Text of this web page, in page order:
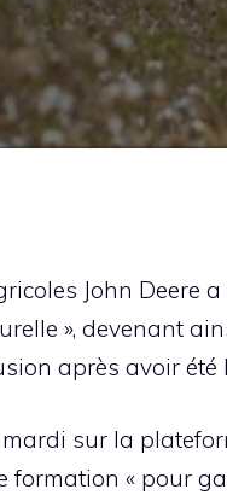
John Deere
», devenant
après avoir
sur la
« pour